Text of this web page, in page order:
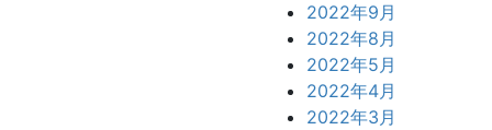
2022年9月
2022年8月
2022年5月
2022年4月
2022年3月